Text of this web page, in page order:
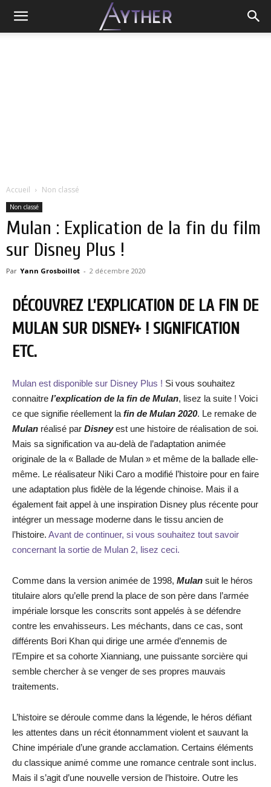
Accueil Non classé
Non classé
Mulan : Explication de la fin du film
sur Disney Plus !
Par Yann Grosboillot - 2 décembre 2020
DÉCOUVREZ L’EXPLICATION DE LA FIN DE
MULAN SUR DISNEY+ ! SIGNIFICATION
ETC.
Mulan est disponible sur Disney Plus ! Si vous souhaitez
connaitre l’explication de la fin de Mulan, lisez la suite ! Voici
ce que signifie réellement la fin de Mulan 2020. Le remake de
Mulan réalisé par Disneyest une histoire de réalisation de soi.
Mais sa signification va au-delà de l’adaptation animée
originale de la « Ballade de Mulan » et même de la ballade elle-
même. Le réalisateur Niki Caro a modifié l’histoire pour en faire
une adaptation plus fidèle de la légende chinoise. Mais il a
également fait appel à une inspiration Disney plus récente pour
intégrer un message moderne dans le tissu ancien de
l’histoire. Avant de continuer, si vous souhaitez tout savoir
concernant la sortie de Mulan 2, lisez ceci.
Comme dans la version animée de 1998, Mulan suit le héros
titulaire alors qu’elle prend la place de son père dans l’armée
impériale lorsque les conscrits sont appelés à se défendre
contre les envahisseurs. Les méchants, dans ce cas, sont
différents Bori Khan qui dirige une armée d’ennemis de
l’Empire et sa cohorte Xianniang, une puissante sorcière qui
semble chercher à se venger de ses propres mauvais
traitements.
L’histoire se déroule comme dans la légende, le héros défiant
les attentes dans un récit étonnamment violent et sauvant la
Chine impériale d’une grande acclamation. Certains éléments
du classique animé comme une romance centrale sont inclus.
Mais il s’agit d’une nouvelle version de l’histoire. Outre les